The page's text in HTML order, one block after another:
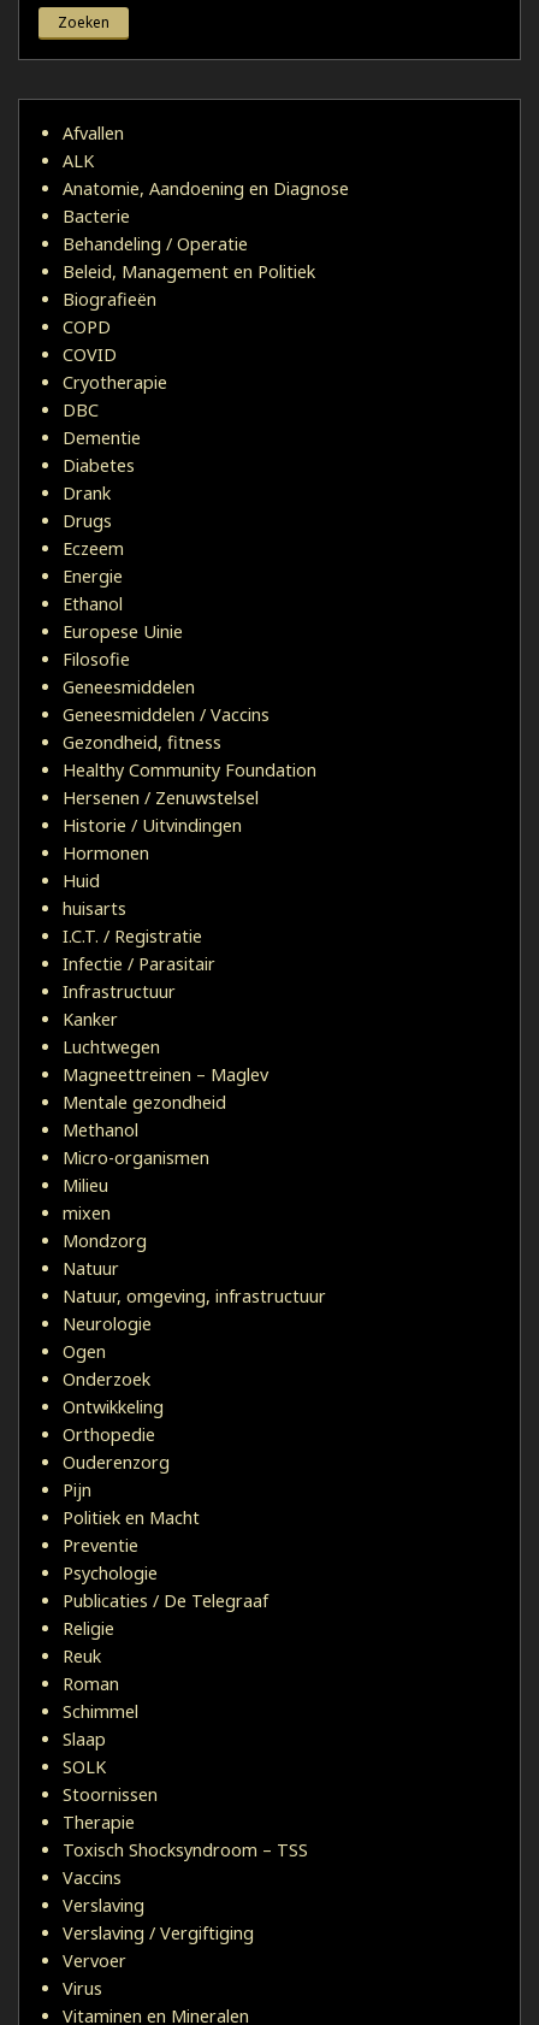
Afvallen
ALK
Anatomie, Aandoening en Diagnose
Bacterie
Behandeling / Operatie
Beleid, Management en Politiek
Biografieën
COPD
COVID
Cryotherapie
DBC
Dementie
Diabetes
Drank
Drugs
Eczeem
Energie
Ethanol
Europese Uinie
Filosofie
Geneesmiddelen
Geneesmiddelen / Vaccins
Gezondheid, fitness
Healthy Community Foundation
Hersenen / Zenuwstelsel
Historie / Uitvindingen
Hormonen
Huid
huisarts
I.C.T. / Registratie
Infectie / Parasitair
Infrastructuur
Kanker
Luchtwegen
Magneettreinen – Maglev
Mentale gezondheid
Methanol
Micro-organismen
Milieu
mixen
Mondzorg
Natuur
Natuur, omgeving, infrastructuur
Neurologie
Ogen
Onderzoek
Ontwikkeling
Orthopedie
Ouderenzorg
Pijn
Politiek en Macht
Preventie
Psychologie
Publicaties / De Telegraaf
Religie
Reuk
Roman
Schimmel
Slaap
SOLK
Stoornissen
Therapie
Toxisch Shocksyndroom – TSS
Vaccins
Verslaving
Verslaving / Vergiftiging
Vervoer
Virus
Vitaminen en Mineralen